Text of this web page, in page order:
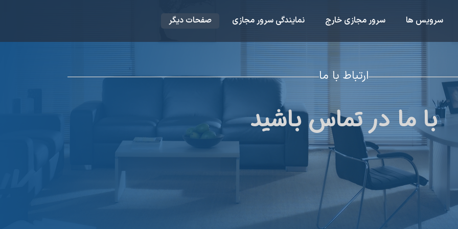
سرویس ها سرور مجازی خارج نمایندگی سرور مجازی صفحات دیگر
ارتباط با ما
با ما در تماس باشید